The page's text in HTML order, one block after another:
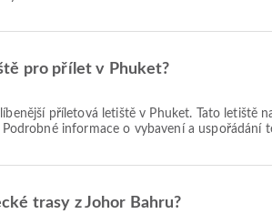
pro přílet v Phuket?
příletová letiště v Phuket. Tato letiště
informace o vybavení a uspořádání
trasy z Johor Bahru?